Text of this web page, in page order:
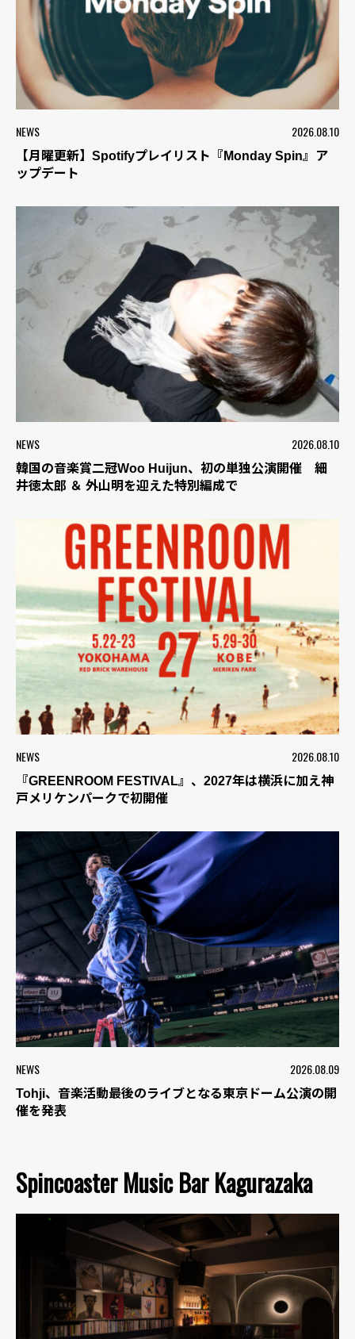
NEWS 2026.08.10
【月曜更新】Spotifyプレイリスト『Monday Spin』ア
ップデート
NEWS 2026.08.10
韓国の音楽賞二冠Woo Huijun、初の単独公演開催 細
井徳太郎 ＆ 外山明を迎えた特別編成で
NEWS 2026.08.10
『GREENROOM FESTIVAL』、2027年は横浜に加え神
戸メリケンパークで初開催
NEWS 2026.08.09
Tohji、音楽活動最後のライブとなる東京ドーム公演の開
催を発表
Spincoaster Music Bar Kagurazaka